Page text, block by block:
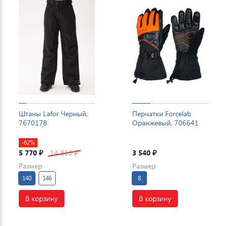
Штаны Lafor Черный,
7670178
-62%
5 770 ₽ 14 810₽
Размер
140 146
В корзину
Перчатки Forcelab
Оранжевый, 706641
3 540 ₽
Размер
8
В корзину